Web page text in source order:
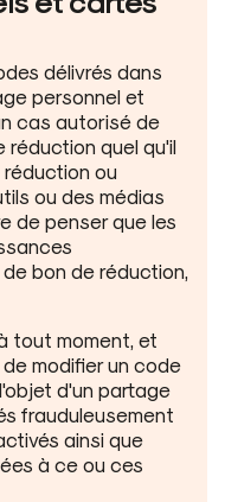
délivrés dans
personnel et
cas autorisé de
réduction quel qu'il
ou
ou des médias
de penser que les
bon de réduction,
tout moment, et
modifier un code
d'un partage
frauduleusement
ainsi que
à ce ou ces